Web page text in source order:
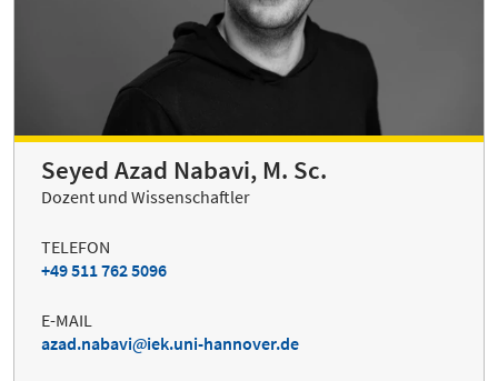
Seyed Azad Nabavi, M. Sc.
Dozent und Wissenschaftler
TELEFON
+49 511 762 5096
E-MAIL
azad.nabavi
iek.uni-hannover.de